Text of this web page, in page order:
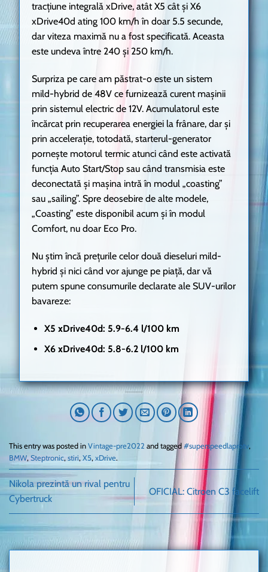
tracțiune integrală xDrive, atât X5 cât și X6
xDrive40d ating 100 km/h în doar 5.5 secunde,
dar viteza maximă nu a fost specificată. Aceasta
este undeva între 240 și 250 km/h.
Surpriza pe care am păstrat-o este un sistem
mild-hybrid de 48V ce furnizează curent mașinii
prin sistemul electric de 12V. Acumulatorul este
încărcat prin recuperarea energiei la frânare, dar și
prin accelerație, totodată, starterul-generator
pornește motorul termic atunci când este activată
funcția Auto Start/Stop sau când transmisia este
deconectată și mașina intră în modul „coasting”
sau „sailing”. Spre deosebire de alte modele,
„Coasting” este disponibil acum și în modul
Comfort, nu doar Eco Pro.
Nu știm încă prețurile celor două dieseluri mild-
hybrid și nici când vor ajunge pe piață, dar vă
putem spune consumurile declarate ale SUV-urilor
bavareze:
X5 xDrive40d: 5.9-6.4 l/100 km
X6 xDrive40d: 5.8-6.2 l/100 km
This entry was posted in Vintage-pre2022 and tagged #superspeedlaprotv,
BMW, Steptronic, stiri, X5, xDrive.
Nikola prezintă un rival pentru
Cybertruck
OFICIAL: Citroen C3 facelift